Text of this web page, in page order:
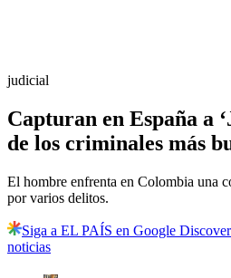
judicial
Capturan en España a
de los criminales más
El hombre enfrenta en Colombia una
por varios delitos.
Siga a EL PAÍS en Google
noticias